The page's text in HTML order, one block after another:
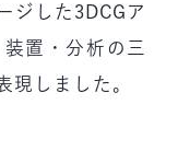
ジした3DCGア
置・分析の三
現しました。